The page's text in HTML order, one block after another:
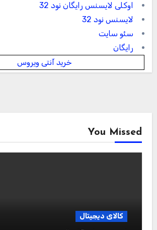
اوکلی لایسنس رایگان نود 32
لایسنس نود 32
سئو سایت
رایگان
خرید آنتی ویروس
You Missed
کالای دیجیتال